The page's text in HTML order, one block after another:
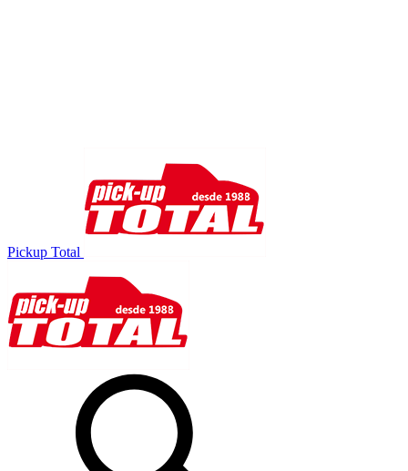
Pickup Total